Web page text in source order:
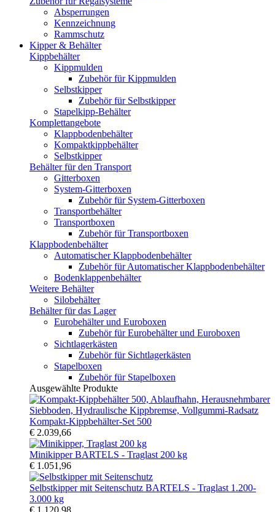
Absperrungen
Kennzeichnung
Rammschutz
Kipper & Behälter
Kippbehälter
Kippmulden
Zubehör für Kippmulden
Selbstkipper
Zubehör für Selbstkipper
Stapelkipp-Behälter
Komplettangebote
Klappbodenbehälter
Kompaktkippbehälter
Selbstkipper
Behälter für den Transport
Gitterboxen
System-Gitterboxen
Zubehör für System-Gitterboxen
Transportbehälter
Transportboxen
Zubehör für Transportboxen
Klappbodenbehälter
Automatischer Klappbodenbehälter
Zubehör für Automatischer Klappbodenbehälter
Bodenklappenbehälter
Weitere Behälter
Silobehälter
Behälter für das Lager
Eurobehälter und Euroboxen
Zubehör für Eurobehälter und Euroboxen
Sichtlagerkästen
Zubehör für Sichtlagerkästen
Stapelboxen
Zubehör für Stapelboxen
Ausgewählte Produkte
Kompakt-Kippbehälter-Set 500
€ 2.039,66
Minikipper BARTELS - Traglast 200 kg
€ 1.051,96
Selbstkipper mit Seitenschutz BARTELS - Traglast 1.200-
3.000 kg
€ 1.120,98